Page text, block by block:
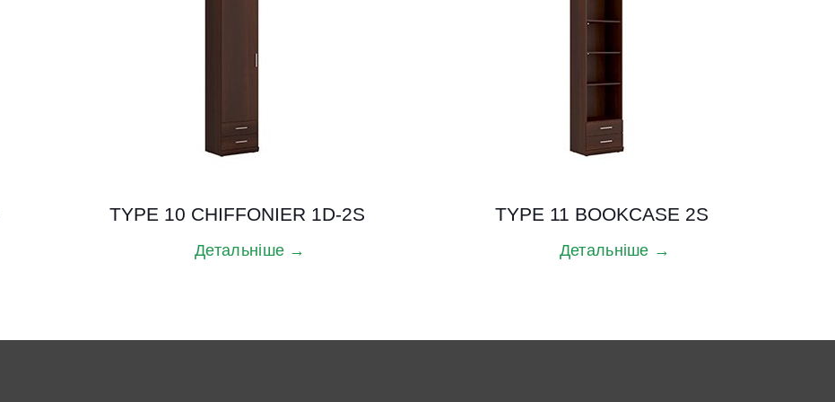
TYPE 10 CHIFFONIER 1D-2S
Детальніше →
TYPE 11 BOOKCASE 2S
Детальніше →